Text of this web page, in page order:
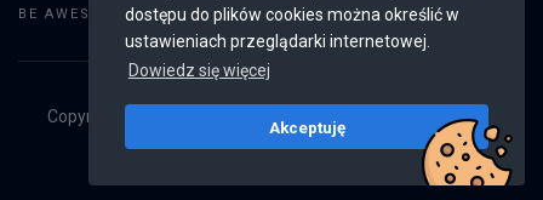
dostępu do plików cookies można określić w
ustawieniach przeglądarki internetowej.
Dowiedz się więcej
Akceptuję
BE AWESOME: Weryfikacja konta
Copyright © 2019 - 2026
Wszystkie prawa
v2.8.3